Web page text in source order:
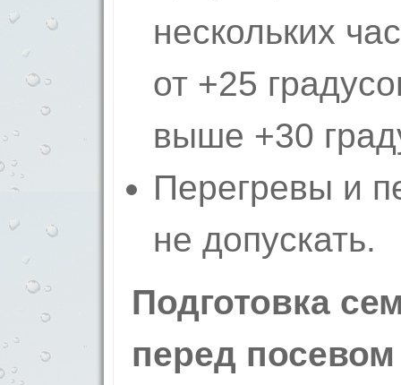
нескольких
от +25
выше +30
Перегревы и
не допускать.
Подготовка
перед посевом